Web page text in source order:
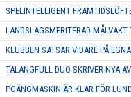
SPELINTELLIGENT
LANDSLAGSMERITERAD MÅLVAKT
KLUBBEN SATSAR VIDARE PÅ
TALANGFULL DUO SKRIVER NYA
POÄNGMASKIN ÄR KLAR FÖR LUND